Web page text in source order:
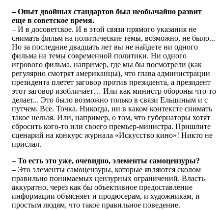
– Опыт двойных стандартов был необычайно развит
еще в советское время.
– И в досоветское. И в этой связи прямого указания не
снимать фильм на политические темы, возможно, не было...
Но за последние двадцать лет вы не найдете ни одного
фильма на темы современной политики. Ни одного
игрового фильма, например, где мы бы посмотрели (как
регулярно смотрят американцы), что глава администрации
президента плетет заговор против президента, а президент
этот заговор изобличает… Или как министр обороны что-то
делает... Это было возможно только в связи Ельциным и с
путчем. Все. Точка. Никогда, ни в каком контексте снимать
такое нельзя. Или, например, о том, что губернаторы хотят
сбросить кого-то или своего премьер-министра. Пришлите
сценарий на конкурс журнала «Искусство кино»! Никто не
прислал.
– То есть это уже, очевидно, элементы самоцензуры?
– Это элементы самоцензуры, которые являются сколом
правильно понимаемых цензурных ограничений. Власть
аккуратно, через как бы объективное предоставление
информации объясняет и продюсерам, и художникам, и
простым людям, что такое правильное поведение.